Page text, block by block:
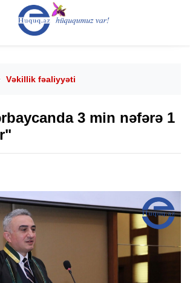
Vəkillik fəaliyyəti
3 min nəfərə 1